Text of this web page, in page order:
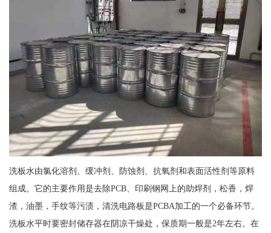
洗板水由氯化溶剂、缓冲剂、防蚀剂、抗氧剂和表面活性剂等原料
组成。它的主要作用是去除PCB、印刷钢网上的助焊剂，松香，焊
渣，油墨，手纹等污渍，清洗电路板是PCBA加工的一个必备环节。
洗板水平时要密封储存器在阴凉干燥处，保质期一般是2年左右。在